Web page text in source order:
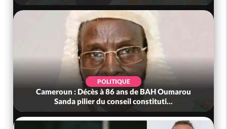
POLITIQUE
Cameroun : Décès à 86 ans de BAH Oumarou
Sanda pilier du conseil constituti...